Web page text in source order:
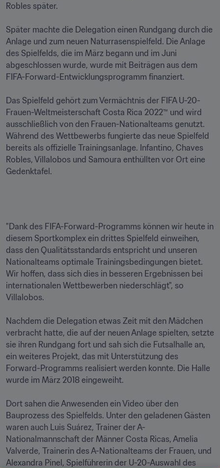
Robles später.
Später machte die Delegation einen Rundgang durch die
Anlage und zum neuen Naturrasenspielfeld. Die Anlage
des Spielfelds, die im März begann und im Juni
abgeschlossen wurde, wurde mit Beiträgen aus dem
FIFA-Forward-Entwicklungsprogramm finanziert.
Das Spielfeld gehört zum Vermächtnis der FIFA U-20-
Frauen-Weltmeisterschaft Costa Rica 2022™ und wird
ausschließlich von den Frauen-Nationalteams genutzt.
Während des Wettbewerbs fungierte das neue Spielfeld
bereits als offizielle Trainingsanlage. Infantino, Chaves
Robles, Villalobos und Samoura enthüllten vor Ort eine
Gedenktafel.
"Dank des FIFA-Forward-Programms können wir heute in
diesem Sportkomplex ein drittes Spielfeld einweihen,
dass den Qualitätsstandards entspricht und unseren
Nationalteams optimale Trainingsbedingungen bietet.
Wir hoffen, dass sich dies in besseren Ergebnissen bei
internationalen Wettbewerben niederschlägt", so
Villalobos.
Nachdem die Delegation etwas Zeit mit den Mädchen
verbracht hatte, die auf der neuen Anlage spielten, setzte
sie ihren Rundgang fort und sah sich die Futsalhalle an,
ein weiteres Projekt, das mit Unterstützung des
Forward-Programms realisiert werden konnte. Die Halle
wurde im März 2018 eingeweiht.
Dort sahen die Anwesenden ein Video über den
Bauprozess des Spielfelds. Unter den geladenen Gästen
waren auch Luis Suárez, Trainer der A-
Nationalmannschaft der Männer Costa Ricas, Amelia
Valverde, Trainerin des A-Nationalteams der Frauen, und
Alexandra Pinel, Spielführerin der U-20-Auswahl des